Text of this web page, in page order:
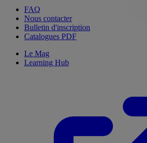
FAQ
Nous contacter
Bulletin d'inscription
Catalogues PDF
Le Mag
Learning Hub